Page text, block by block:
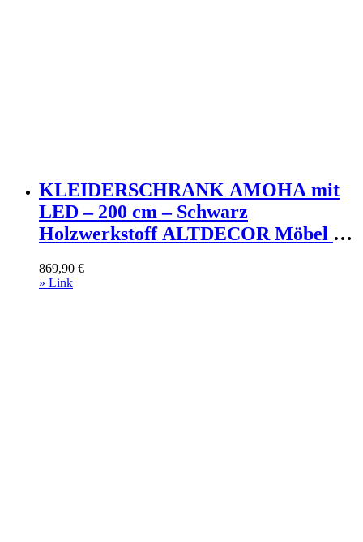
KLEIDERSCHRANK AMOHA mit
LED – 200 cm – Schwarz
Holzwerkstoff ALTDECOR Möbel >
Schwebetürenschränke Schwarz
869,90 €
» Link